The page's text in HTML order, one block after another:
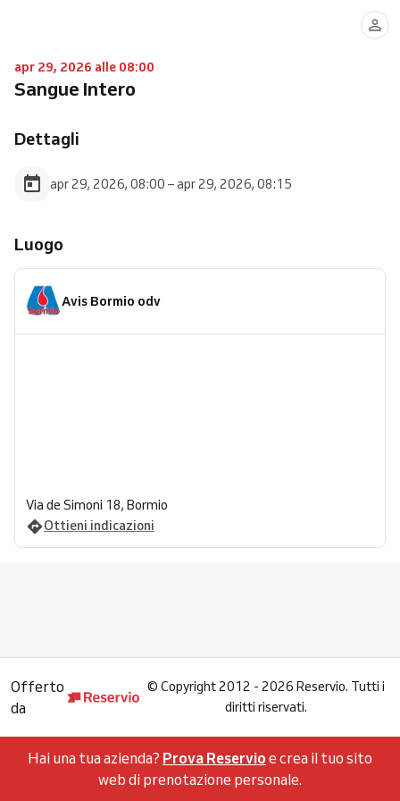
apr 29, 2026 alle 08:00
Sangue Intero
Dettagli
apr 29, 2026, 08:00 – apr 29, 2026, 08:15
Luogo
Avis Bormio odv
Via de Simoni 18, Bormio
Ottieni indicazioni
Offerto
da
© Copyright 2012 - 2026 Reservio. Tutti i
diritti riservati.
Hai una tua azienda? Prova Reservio e crea il tuo sito
web di prenotazione personale.